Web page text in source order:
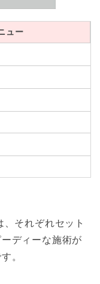
ュー
それぞれセット
ディーな施術が
。